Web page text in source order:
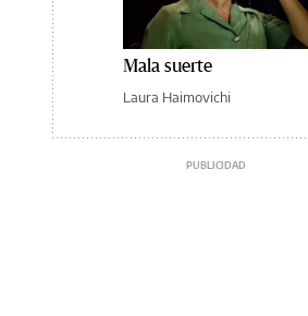
Mala suerte
Laura Haimovichi